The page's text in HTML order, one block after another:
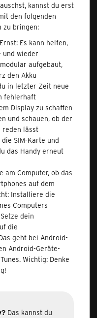
kannst du erst
den folgenden
zu bringen:
Es kann helfen,
und wieder
aufgebaut,
den Akku
in letzter Zeit neue
fehlerhaft
Display zu schaffen
und schauen, ob der
reden lässt
SIM-Karte und
das Handy erneut
am Computer, ob das
auf dem
Installiere die
Computers
Setze dein
die
geht bei Android-
Android-Geräte-
Wichtig: Denke
Das kannst du